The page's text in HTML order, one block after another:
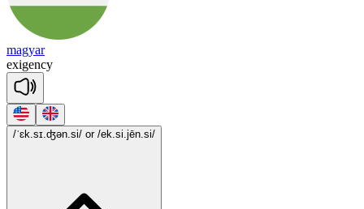
magyar
exigency
/ˈɛk.sɪ.ʤən.si/ or /ek.si.jēn.si/